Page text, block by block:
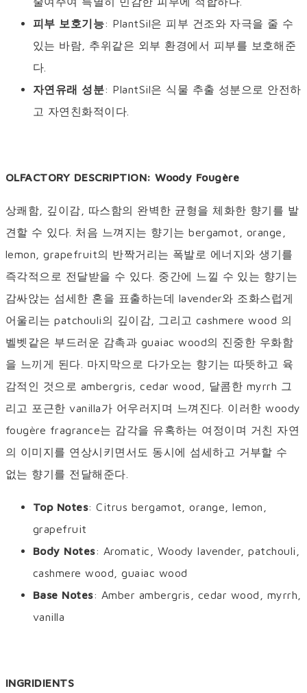
피부 보호기능: PlantSil은 피부 건조와 자극을 줄 수
있는 바람, 추위같은 외부 환경에서 피부를 보호해준
다.
자연유래 성분: PlantSil은 식물 추출 성분으로 안전하
고 자연친화적이다.
OLFACTORY DESCRIPTION: Woody Fougère
상쾌함, 깊이감, 따스함의 완벽한 균형을 체화한 향기를 발
견할 수 있다. 처음 느껴지는 향기는 bergamot, orange,
lemon, grapefruit의 반짝거리는 폭발로 에너지와 생기를
즉각적으로 전달받을 수 있다. 중간에 느낄 수 있는 향기는
감싸앉는 섬세한 혼을 표출하는데 lavender와 조화스럽게
어울리는 patchouli의 깊이감, 그리고 cashmere wood 의
벨벳같은 부드러운 감촉과 guaiac wood의 진중한 우화함
을 느끼게 된다. 마지막으로 다가오는 향기는 따뜻하고 육
감적인 것으로 ambergris, cedar wood, 달콤한 myrrh 그
리고 포근한 vanilla가 어우러지며 느껴진다. 이러한 woody
fougère fragrance는 감각을 유혹하는 여정이며 거친 자연
의 이미지를 연상시키면서도 동시에 섬세하고 거부할 수
없는 향기를 전달해준다.
Top Notes: Citrus bergamot, orange, lemon,
grapefruit
Body Notes: Aromatic, Woody lavender, patchouli,
cashmere wood, guaiac wood
Base Notes: Amber ambergris, cedar wood, myrrh,
vanilla
INGRIDIENTS